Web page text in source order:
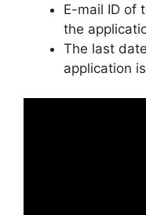
E-mail ID of
the
The last
application